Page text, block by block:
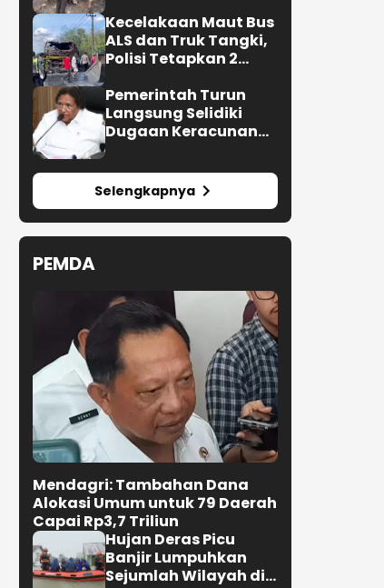
ALS di Muratara
Kecelakaan Maut Bus
ALS dan Truk Tangki,
Polisi Tetapkan 2
Pemerintah Turun
Langsung Selidiki
Dugaan Keracunan
Jayapura
Selengkapnya
PEMDA
Mendagri: Tambahan Dana
Alokasi Umum untuk 79 Daerah
Capai Rp3,7 Triliun
Hujan Deras Picu
Banjir Lumpuhkan
Sejumlah Wilayah di